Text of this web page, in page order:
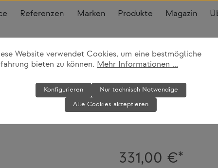
Referenzen Marken Produkte Magazin
Componibili
331,00 €*
Website verwendet Cookies, um eine bestmögliche
bieten zu können. Mehr Informationen ...
Nur technisch Notwendige
Konfigurieren
Alle Cookies akzeptieren